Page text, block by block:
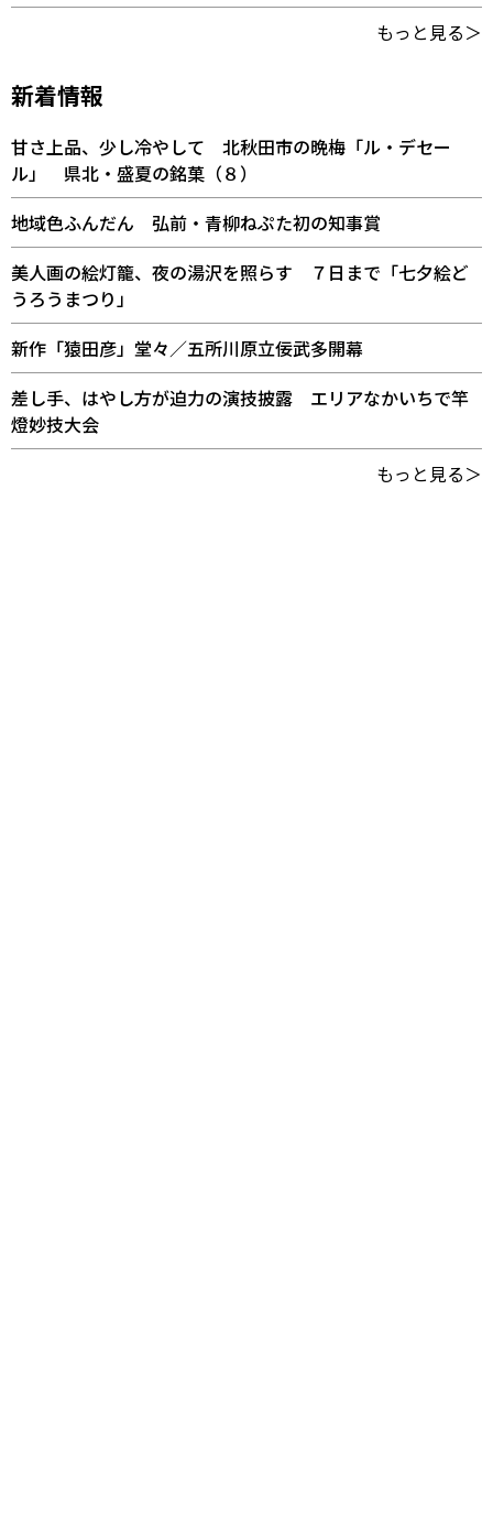
もっと見る＞
新着情報
甘さ上品、少し冷やして 北秋田市の晩梅「ル・デセー
ル」 県北・盛夏の銘菓（８）
地域色ふんだん 弘前・青柳ねぷた初の知事賞
美人画の絵灯籠、夜の湯沢を照らす ７日まで「七夕絵ど
うろうまつり」
新作「猿田彦」堂々／五所川原立佞武多開幕
差し手、はやし方が迫力の演技披露 エリアなかいちで竿
燈妙技大会
もっと見る＞